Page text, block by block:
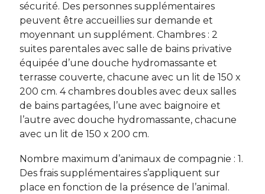
sécurité. Des personnes supplémentaires
peuvent être accueillies sur demande et
moyennant un supplément. Chambres : 2
suites parentales avec salle de bains privative
équipée d’une douche hydromassante et
terrasse couverte, chacune avec un lit de 150 x
200 cm. 4 chambres doubles avec deux salles
de bains partagées, l’une avec baignoire et
l’autre avec douche hydromassante, chacune
avec un lit de 150 x 200 cm.
Nombre maximum d’animaux de compagnie : 1.
Des frais supplémentaires s’appliquent sur
place en fonction de la présence de l’animal.